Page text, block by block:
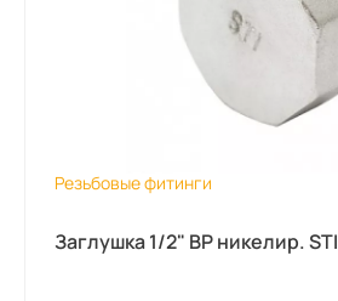
Резьбовые фитинги
Заглушка 1/2" ВР никелир. STI